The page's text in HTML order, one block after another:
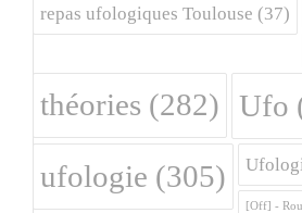
repas ufologiques Toulouse (37)
théories (282) Ufo
ufologie (305)
[Off] -